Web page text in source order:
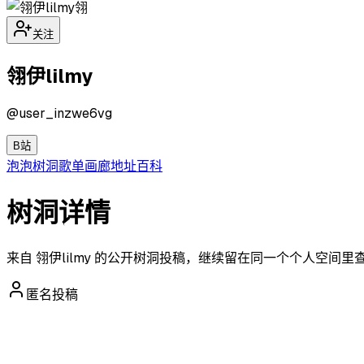
翎
关注
翎伊lilmy
@user_inzwe6vg
B站
泡泡树洞歌单画廊地址百科
树洞详情
来自 翎伊lilmy 的公开树洞投稿，继续留在同一个个人空间里
匿名投稿